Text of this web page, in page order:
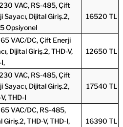
VAC, RS-485, Çift
Sayacı, Dijital Giriş.2,
Opsiyonel
16520 TL
VAC/DC, Çift Enerji
Dijital Giriş.2, THD-V,
12650 TL
VAC, RS-485, Çift
Sayacı, Dijital Giriş.2,
THD-I
17540 TL
VAC/DC, RS-485,
Giriş.2, THD-V, THD-I,
16390 TL